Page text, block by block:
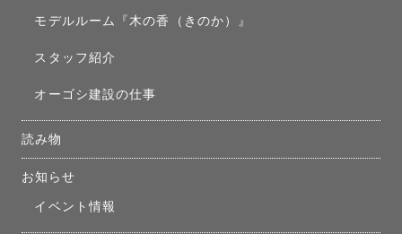
モデルルーム『木の香（きのか）』
スタッフ紹介
オーゴシ建設の仕事
読み物
お知らせ
イベント情報